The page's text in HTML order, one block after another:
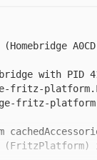
fritz-